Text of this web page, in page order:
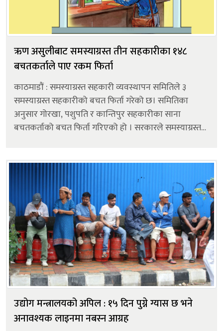
ऋण असुलीबाट समस्याग्रस्त तीन सहकारीका १४८
बचतकर्ताले पाए रकम फिर्ता
काठमाडौं : समस्याग्रस्त सहकारी व्यवस्थापन समितिले ३
समस्याग्रस्त सहकारीको बचत फिर्ता गरेको छ। समितिका
अनुसार गोरखा, पशुपति र कान्तिपुर सहकारीका साना
बचतकर्ताको बचत फिर्ता गरिएको हो । सरकारले समस्याग्रस्त
उद्योग मन्त्रालयको अपिल : १५ दिन पुग्ने ग्यास छ भने
अनावश्यक लाइनमा नबस्न आग्रह